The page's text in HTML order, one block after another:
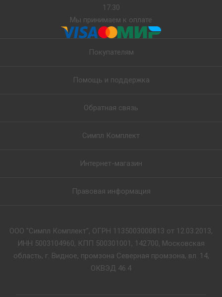
17:30
Мы принимаем к оплате
Покупателям
Помощь и поддержка
Обратная связь
Симпл Комплект
Интернет-магазин
Правовая информация
ООО "Симпл Комплект", ОГРН 1135003000813 от 12.03.2013,
ИНН 5003104960, КПП 500301001, 142700, Московская
область, г. Видное, промзона Северная промзона, вл. 14,
ОКВЭД 46.4